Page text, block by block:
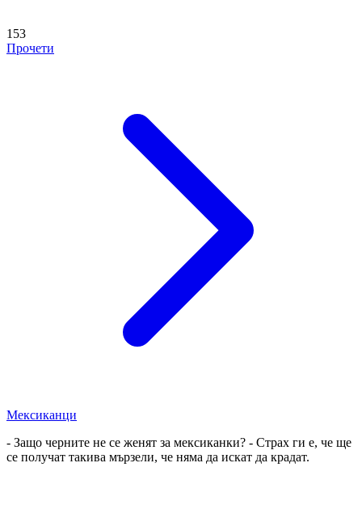
153
Прочети
Мексиканци
- Защо черните не се женят за мексиканки? - Страх ги е, че ще
се получат такива мързели, че няма да искат да крадат.